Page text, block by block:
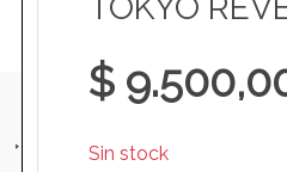
$
Sin stock